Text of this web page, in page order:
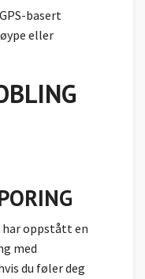
basert
eller
oppstått en
med
du føler deg